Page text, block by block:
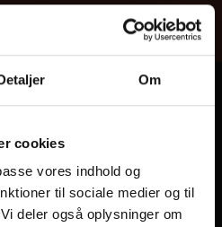
Om
cookies
vores indhold og
til sociale medier og til
deler også oplysninger om
Fjord Museen
zu allen Museen